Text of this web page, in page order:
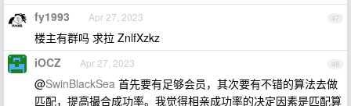
47
fy1993 Apr 27, 2023
楼主有群吗 求拉 ZnlfXzkz
48
iOCZ Apr 27, 2023
@SwinBlackSea 首先要有足够会员，其次要有不错的算法去做
匹配，提高撮合成功率。我觉得相亲成功率的决定因素是匹配算